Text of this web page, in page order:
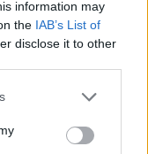
information may
the IAB’s List of
disclose it to other
központosított
kapcsolatokért
a
szakmai
a szektor